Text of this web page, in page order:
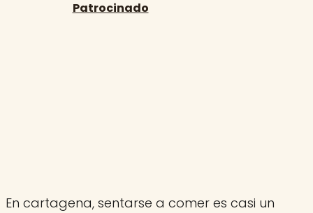
En cartagena, sentarse a comer es casi un